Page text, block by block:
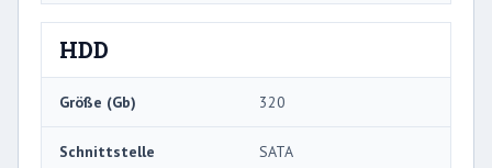
HDD
Größe (Gb) 320
Schnittstelle SATA